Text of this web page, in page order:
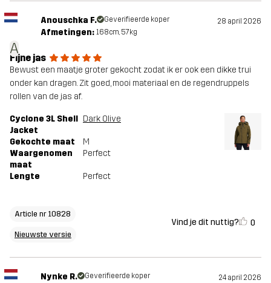
A
Anouschka F. Geverifieerde koper 28 april 2026
Afmetingen: 168cm, 57kg
Fijne jas
Bewust een maatje groter gekocht zodat ik er ook een dikke trui
onder kan dragen. Zit goed, mooi materiaal en de regendruppels
rollen van de jas af.
Cyclone 3L Shell
Jacket
Dark Olive
Gekochte maat
M
Waargenomen
maat
Perfect
Lengte Perfect
Article nr 10828
Nieuwste versie
Vind je dit nuttig? 0
Nynke R. Geverifieerde koper 24 april 2026